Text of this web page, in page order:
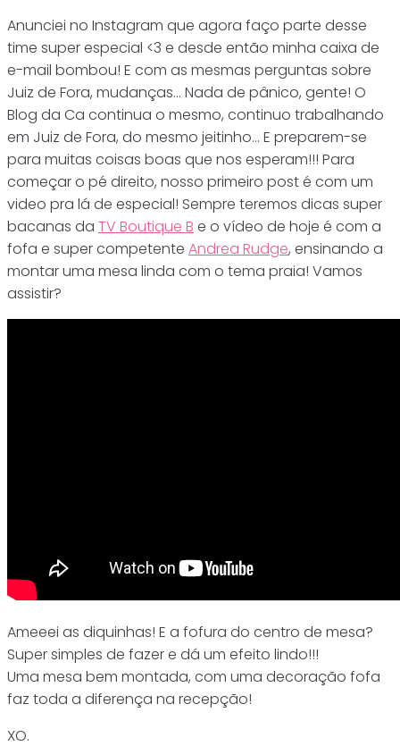
Anunciei no Instagram que agora faço parte desse
time super especial <3 e desde então minha caixa de
e-mail bombou! E com as mesmas perguntas sobre
Juiz de Fora, mudanças... Nada de pânico, gente! O
Blog da Ca continua o mesmo, continuo trabalhando
em Juiz de Fora, do mesmo jeitinho... E preparem-se
para muitas coisas boas que nos esperam!!! Para
começar o pé direito, nosso primeiro post é com um
video pra lá de especial! Sempre teremos dicas super
bacanas da TV Boutique B e o vídeo de hoje é com a
fofa e super competente Andrea Rudge, ensinando a
montar uma mesa linda com o tema praia! Vamos
assistir?
Ameeei as diquinhas! E a fofura do centro de mesa?
Super simples de fazer e dá um efeito lindo!!!
Uma mesa bem montada, com uma decoração fofa
faz toda a diferença na recepção!
XO.